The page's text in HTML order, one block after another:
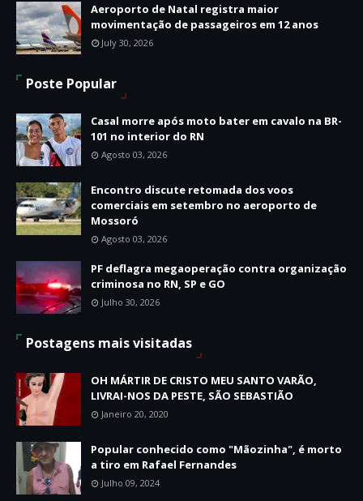
Aeroporto de Natal registra maior
movimentação de passageiros em 12 anos
July 30, 2026
Poste Popular
Casal morre após moto bater em cavalo na BR-
101 no interior do RN
Agosto 03, 2026
Encontro discute retomada dos voos
comerciais em setembro no aeroporto de
Mossoró
Agosto 03, 2026
PF deflagra megaoperação contra organização
criminosa no RN, SP e GO
Julho 30, 2026
Postagens mais visitadas
OH MÁRTIR DE CRISTO MEU SANTO VARÃO,
LIVRAI-NOS DA PESTE, SÃO SEBASTIÃO
Janeiro 20, 2020
Popular conhecido como "Mãozinha", é morto
a tiro em Rafael Fernandes
Julho 09, 2024